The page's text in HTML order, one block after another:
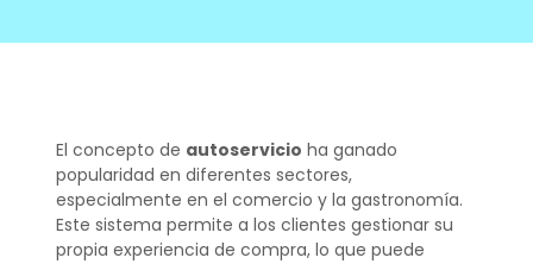
El concepto de autoservicio ha ganado
popularidad en diferentes sectores,
especialmente en el comercio y la gastronomía.
Este sistema permite a los clientes gestionar su
propia experiencia de compra, lo que puede